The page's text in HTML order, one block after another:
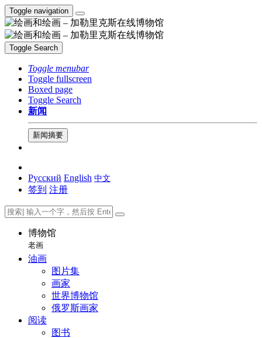
Toggle navigation
Toggle Search
Toggle menubar
Toggle fullscreen
Boxed page
Toggle Search
新闻
新闻摘要
Русский English 中文
签到 注册
博物馆
老画
油画
图片集
画家
世界博物馆
俄罗斯画家
阅读
图书